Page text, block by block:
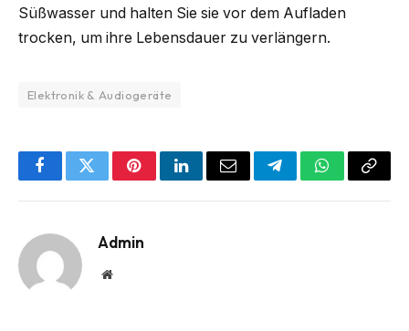
Süßwasser und halten Sie sie vor dem Aufladen
trocken, um ihre Lebensdauer zu verlängern.
Elektronik & Audiogeräte
FacebookTwitterPinterestLinkedInEmail TelegramWhatsApp
Copy
Admin
Website